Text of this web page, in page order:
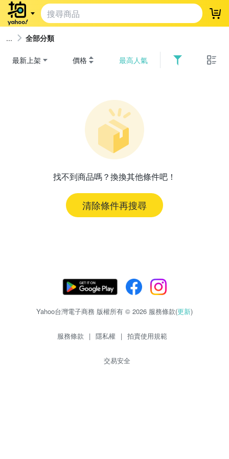
登
全部分類
最新上架 價格 最高人氣
找不到商品嗎？換換其他條件吧！
清除條件再搜尋
Yahoo台灣電子商務 版權所有 © 2026 服務條款(更新)
服務條款 | 隱私權 | 拍賣使用規範
交易安全